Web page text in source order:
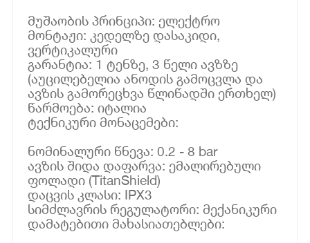
მუშაობის პრინციპი: ელექტრო
მონტაჟი: კედელზე დასაკიდი,
ვერტიკალური
გარანტია: 1 ტენზე, 3 წელი ავზზე
(აუცილებელია ანოდის გამოცვლა და
ავზის გამორეცხვა წლიწადში ერთხელ)
წარმოება: იტალია
ტექნიკური მონაცემები:
ნომინალური წნევა: 0.2 - 8 bar
ავზის შიდა დაფარვა: ემალირებული
ფოლადი (TitanShield)
დაცვის კლასი: IPX3
სიმძლავრის რეგულატორი: მექანიკური
დამატებითი მახასიათებლები: